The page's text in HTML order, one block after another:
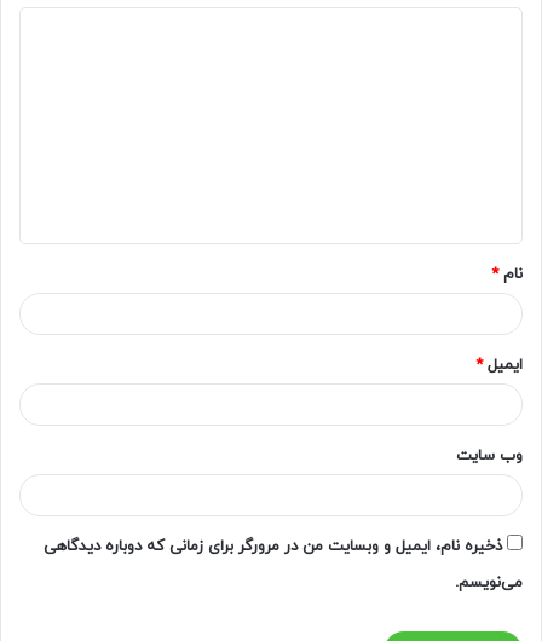
*
نام*
ایمیل*
وب‌ سایت
ذخیره نام، ایمیل و وبسایت من در مرورگر برای زمانی که دوباره دیدگاهی
می‌نویسم.